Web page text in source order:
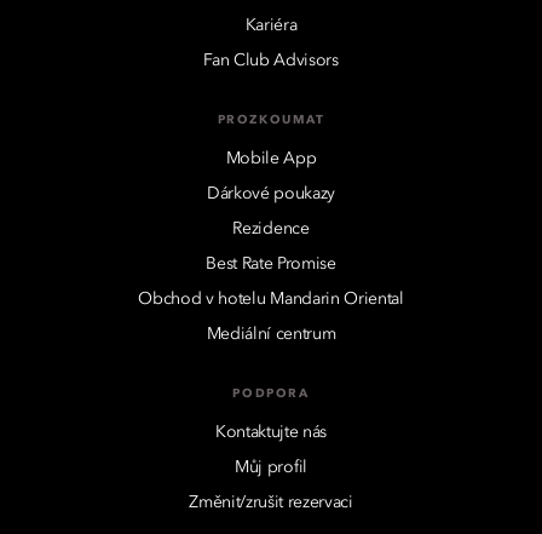
Kariéra
Fan Club Advisors
PROZKOUMAT
Mobile App
Dárkové poukazy
Rezidence
Best Rate Promise
Obchod v hotelu Mandarin Oriental
Mediální centrum
PODPORA
Kontaktujte nás
Můj profil
Změnit/zrušit rezervaci